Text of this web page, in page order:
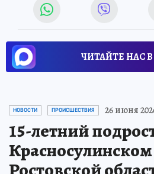
ЧИТАЙТЕ НАС
НОВОСТИ ПРОИСШЕСТВИЯ 26 июня
15-летний